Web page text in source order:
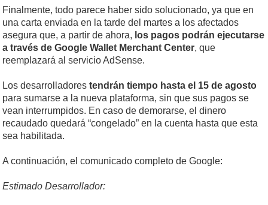
Finalmente, todo parece haber sido solucionado, ya que en
una carta enviada en la tarde del martes a los afectados
asegura que, a partir de ahora, los pagos podrán ejecutarse
a través de Google Wallet Merchant Center, que
reemplazará al servicio AdSense.
Los desarrolladores tendrán tiempo hasta el 15 de agosto
para sumarse a la nueva plataforma, sin que sus pagos se
vean interrumpidos. En caso de demorarse, el dinero
recaudado quedará “congelado” en la cuenta hasta que esta
sea habilitada.
A continuación, el comunicado completo de Google:
Estimado Desarrollador: